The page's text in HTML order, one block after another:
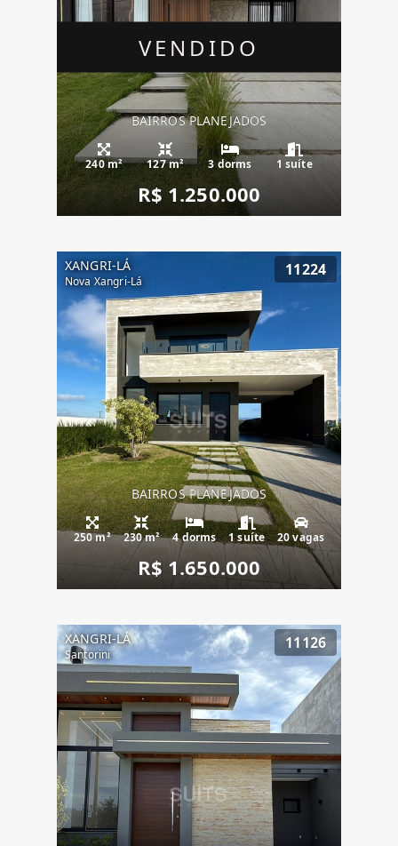
VENDIDO
BAIRROS PLANEJADOS
240 m² 127 m² 3 dorms 1 suíte
R$ 1.250.000
XANGRI-LÁ
Nova Xangri-Lá
11224
BAIRROS PLANEJADOS
250 m² 230 m² 4 dorms 1 suíte 20 vagas
R$ 1.650.000
XANGRI-LÁ
Santorini
11126